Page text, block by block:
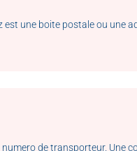
une boite postale ou une
de transporteur. Une